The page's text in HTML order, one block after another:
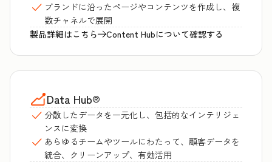
ブランドに沿ったページやコンテンツを作成し、複
数チャネルで展開
製品詳細はこちら
Content Hubについて確認する
Data Hub®
分散したデータを一元化し、包括的なインテリジェ
ンスに変換
あらゆるチームやツールにわたって、顧客データを
統合、クリーンアップ、有効活用